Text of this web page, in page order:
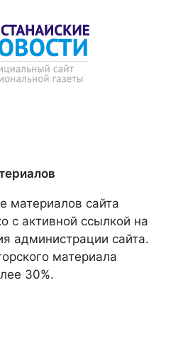
материалов сайта
с активной ссылкой на
администрации сайта.
материала
30%.